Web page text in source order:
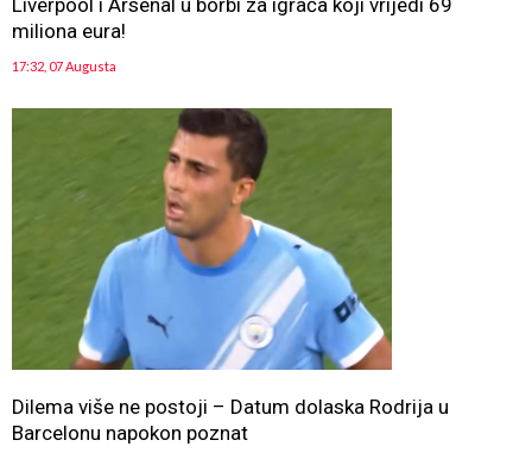
Liverpool i Arsenal u borbi za igrača koji vrijedi 69
miliona eura!
17:32, 07 Augusta
Dilema više ne postoji – Datum dolaska Rodrija u
Barcelonu napokon poznat